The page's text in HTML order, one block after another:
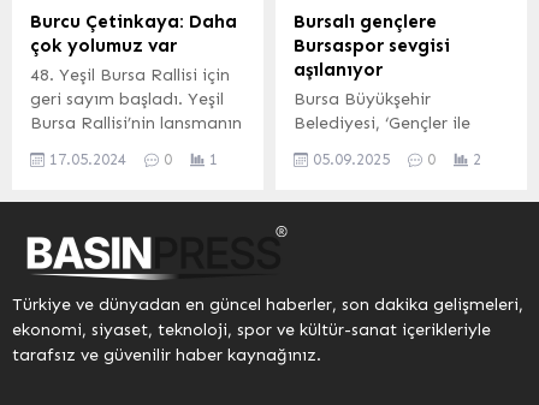
törende, divan heyeti
tarafından yönetim,
denetim, sicil ve disiplin
kurullarında görev alacak
asil ve yedek üyelere yetki
belgeleri verildi. Dursun
Özbek, mazbata teslim
Burcu Çetinkaya: Daha
çok yolumuz var
48. Yeşil Bursa Rallisi için
geri sayım başladı. Yeşil
Bursa Rallisi’nin lansmanın
kariyerinde 7 kez Türkiye
Sporcu ve FIA Kadınlar
Komisyonu Başkanı Burcu
pilotu Fabrizia Pons,
Herkes Duysun’a özel
açıklamalarda bulundu.
17.05.2024 0 1
Bursalı gençlere
Bursaspor sevgisi
aşılanıyor
Bursa Büyükşehir
Belediyesi, ‘Gençler ile
projesiyle gençleri
buluşması hedefleniyor.
BURSA (İGFA) –Bursa
Büyükşehir Belediyesi,
05.09.2025 0 2
Türkiye ve dünyadan en güncel haberler, son dakika gelişmeleri,
ekonomi, siyaset, teknoloji, spor ve kültür-sanat içerikleriyle
tarafsız ve güvenilir haber kaynağınız.